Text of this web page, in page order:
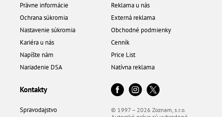
Právne informácie
Ochrana súkromia
Nastavenie súkromia
Kariéra u nás
Napíšte nám
Nariadenie DSA
Reklama u nás
Externá reklama
Obchodné podmienky
Cenník
Price List
Natívna reklama
Kontakty
Spravodajstvo © 1997 – 2026 Zoznam, s.r.o.